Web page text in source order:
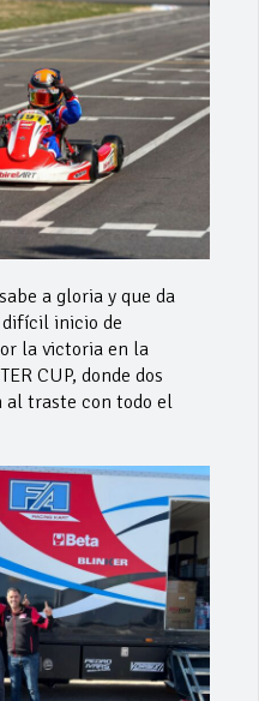
a gloria y que da
difícil inicio de
la victoria en la
CUP, donde dos
al traste con todo el